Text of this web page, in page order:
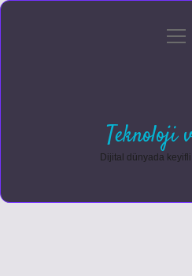
Gizlilik
Teknoloji
Dijital dünyada